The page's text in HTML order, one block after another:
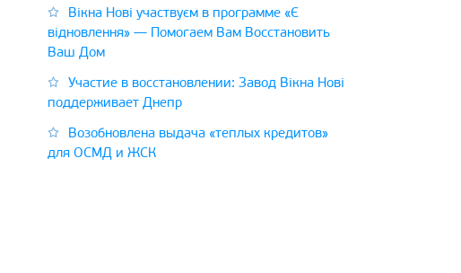
Вікна Нові участвуєм в программе «Є
відновлення» — Помогаем Вам Восстановить
Ваш Дом
Участие в восстановлении: Завод Вікна Нові
поддерживает Днепр
Возобновлена выдача «теплых кредитов»
для ОСМД и ЖСК